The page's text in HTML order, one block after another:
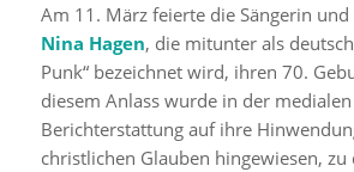
Am 11. März feierte die Sängerin
Nina Hagen, die mitunter als
Punk“ bezeichnet wird, ihren 70.
diesem Anlass wurde in der medialen
Berichterstattung auf ihre
christlichen Glauben hingewiesen, zu